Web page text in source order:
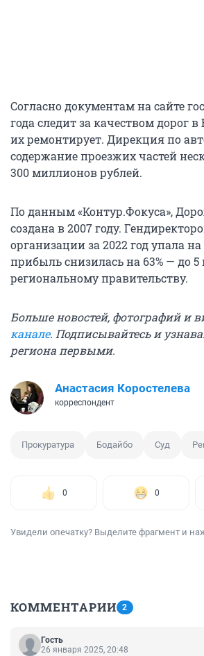
Согласно документам на сайте
года следит за качеством дорог
их ремонтирует. Дирекция по
содержание проезжих частей
300 миллионов рублей.
По данным «Контур.Фокуса»,
создана в 2007 году.
организации за 2022 год упала
прибыль снизилась на 63% — до
региональному правительству.
Больше новостей, фотографий и
канале. Подписывайтесь и
региона первыми.
Анастасия Коростелева
корреспондент
Прокуратура Бодайбо Суд
0 0
Увидели опечатку? Выделите фрагмент и
КОММЕНТАРИИ 2
Гость
26 января 2025, 20:48